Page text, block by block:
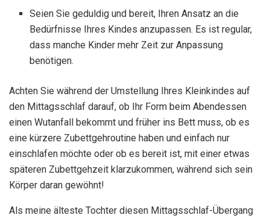
Seien Sie geduldig und bereit, Ihren Ansatz an die
Bedürfnisse Ihres Kindes anzupassen. Es ist regular,
dass manche Kinder mehr Zeit zur Anpassung
benötigen.
Achten Sie während der Umstellung Ihres Kleinkindes auf
den Mittagsschlaf darauf, ob Ihr Form beim Abendessen
einen Wutanfall bekommt und früher ins Bett muss, ob es
eine kürzere Zubettgehroutine haben und einfach nur
einschlafen möchte oder ob es bereit ist, mit einer etwas
späteren Zubettgehzeit klarzukommen, während sich sein
Körper daran gewöhnt!
Als meine älteste Tochter diesen Mittagsschlaf-Übergang